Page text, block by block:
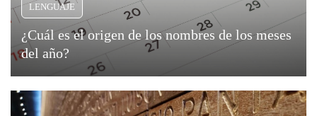
Tecnología
Universo
LENGUAJE
¿Cuál es el origen de los nombres de los meses
del año?